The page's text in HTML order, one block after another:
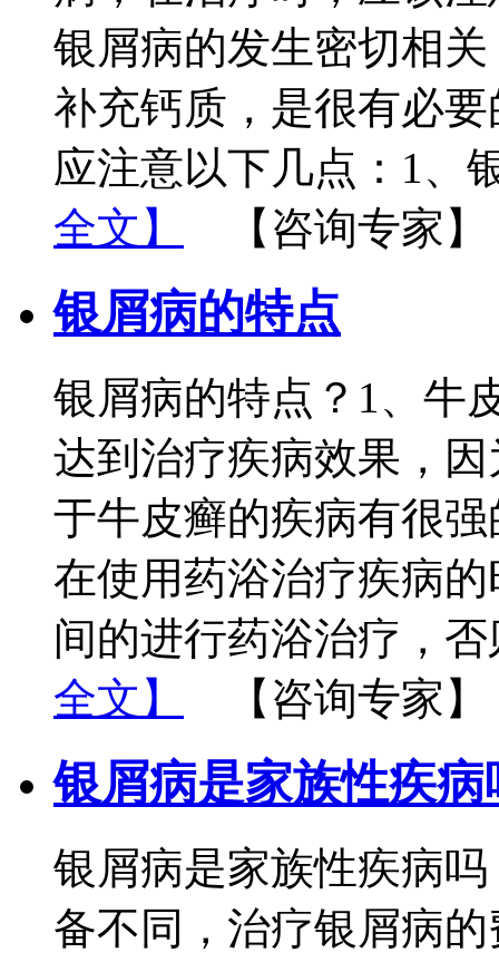
银屑病的发生密切相
补充钙质，是很有必
应注意以下几点：1
全文】
【咨询专家】
银屑病的特点
银屑病的特点？1、牛
达到治疗疾病效果，
于牛皮癣的疾病有很
在使用药浴治疗疾病
间的进行药浴治疗，
全文】
【咨询专家】
银屑病是家族性疾病
银屑病是家族性疾病
备不同，治疗银屑病